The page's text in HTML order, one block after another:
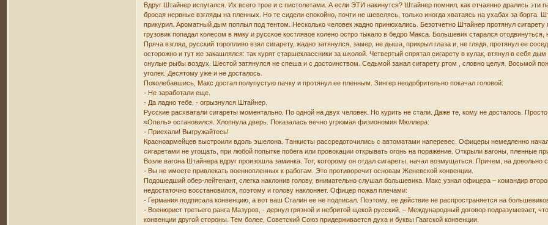
Вдруг Штайнер испугался. Их всего трое и с пистолетами. А если ЭТИ накинутся? Штайнер помнил, как отчаянно дрались
бросая нервные взгляды на пленных. Но те сидели спокойно, почти не шевелясь, только иногда хватаясь на ухабах за борта.
прикурил. Ароматный дым поплыл под тентом. Несколько человек жадно принюхались. Безотчетно Штайнер протянул
грузовик попадал колесом в ямку и русское костлявое колено остро тыкало в бедро Макса. Большевик старался отодвинуться,
Пряча взгляд, русский торопливо взял сигарету, жадно затянулся, замер, не дыша, прикрыл глаза и, не глядя, протянул ее
осторожно и тут же закашлялся: так курят старшеклассники за школой. Четвертый спрятал сигарету в кулак, втянул в себя
снулые рыбы воздух. Шестой затянулся не спеша и с достоинством. Седьмой зажал сигарету ртом , словно целуя. Восьмой
уголек. Десятому уже и не досталось.
Поколебавшись, Макс достал полупустую пачку и протянул ее пленным. Зингер неодобрительно покачал головой:
- Не заработали еще.
- Да ладно тебе, - огрызнулся Штайнер.
Русские расхватали сигареты моментально. По одной на двух человек. Но курить не стали. Даже те, кому не досталось.
«Опель» остановился. Хлопнула дверь. Показалась вечно угрюмая физиономия Мюллера:
- Приехали! Выгружайтесь!
Красноармейцев выстроили вдоль эшелона. Танкисты рассредоточились с автоматами наперевес. Офицеры немедленно
сигаретами не угощать, при любой попытке побега или провокации открывать огонь на поражение. Открыли вагоны, пленные
Возле вагона Штайнера вдруг произошла заминка. Тот, которому он отдал сигареты, начал возмущаться. Причем, на довольно
- Вы не имеете привлекать военнопленных к работам. Это противоречит основам Женевской конвенции.
Подошедший обер-лейтенант, слегка наклонив голову, внимательно слушал большевика. Макс узнал офицера – командир
недостаточно восстановился, поэтому и голову наклоняет. Офицер пожал плечами:
- Германия подписала конвенцию, а вот ваш Сталин ее не подписал. Поэтому, ее действие не распространяется на
- Военюрист третьего ранга Мазуров, - дернул грязной и небритой щекой русский. – Международный договор подразумевает,
конвенции другой стороны. Тем более, Советский Союз придерживается духа и буквы Гаагской конвенции.